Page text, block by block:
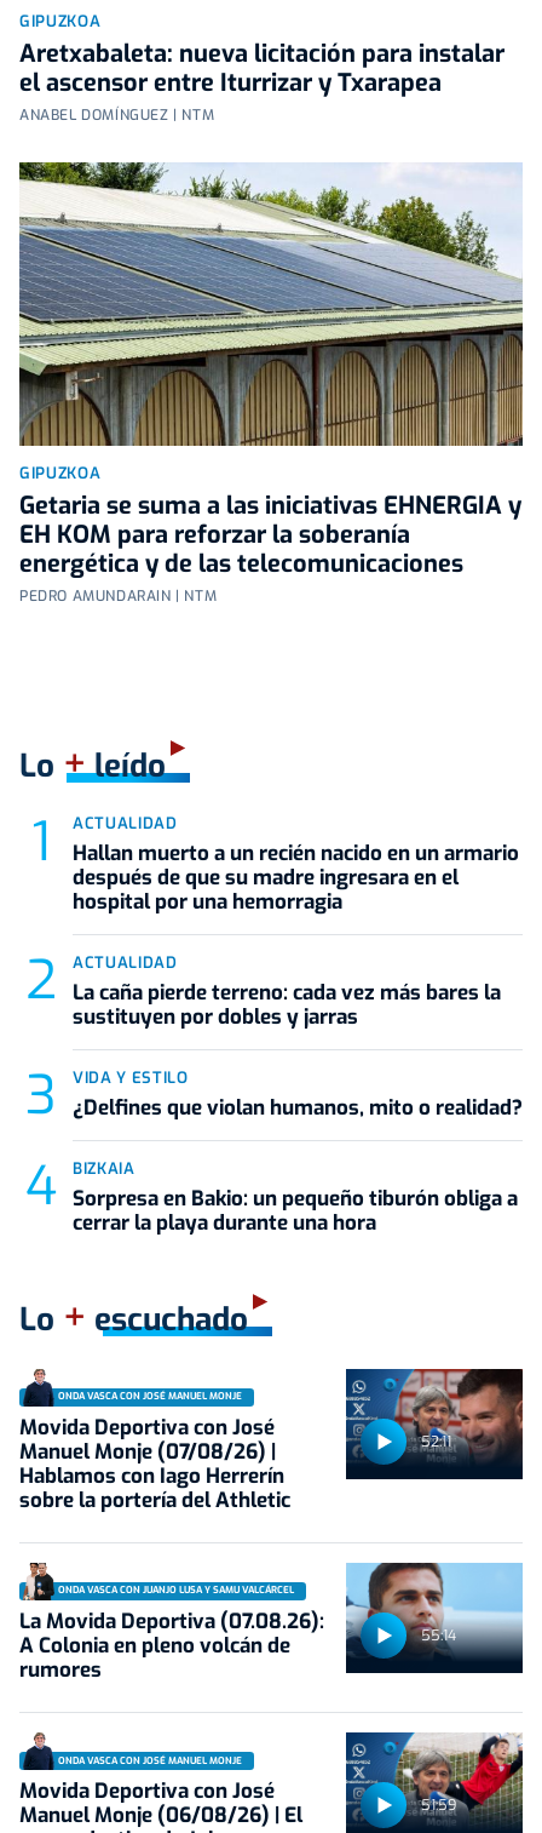
GIPUZKOA
Aretxabaleta: nueva licitación para instalar
el ascensor entre Iturrizar y Txarapea
ANABEL DOMÍNGUEZ | NTM
GIPUZKOA
Getaria se suma a las iniciativas EHNERGIA y
EH KOM para reforzar la soberanía
energética y de las telecomunicaciones
PEDRO AMUNDARAIN | NTM
Lo +leído
ACTUALIDAD
Hallan muerto a un recién nacido en un armario
después de que su madre ingresara en el
hospital por una hemorragia
ACTUALIDAD
La caña pierde terreno: cada vez más bares la
sustituyen por dobles y jarras
VIDA Y ESTILO
¿Delfines que violan humanos, mito o realidad?
BIZKAIA
Sorpresa en Bakio: un pequeño tiburón obliga a
cerrar la playa durante una hora
Lo + escuchado
52:11
ONDA VASCA CON JOSÉ MANUEL MONJE
Movida Deportiva con José
Manuel Monje (07/08/26) |
Hablamos con Iago Herrerín
sobre la portería del Athletic
55:14
ONDA VASCA CON JUANJO LUSA Y SAMU VALCÁRCEL
La Movida Deportiva (07.08.26):
A Colonia en pleno volcán de
rumores
51:59
ONDA VASCA CON JOSÉ MANUEL MONJE
Movida Deportiva con José
Manuel Monje (06/08/26) | El